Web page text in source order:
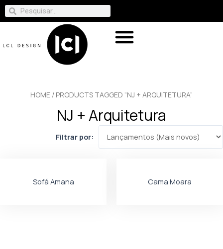
HOME / PRODUCTS TAGGED “NJ + ARQUITETURA”
NJ + Arquitetura
Filtrar por:
Sofá Amana Cama Moara